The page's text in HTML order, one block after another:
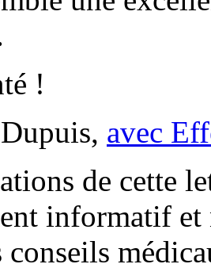
!
avec
de cette
informatif et
conseils